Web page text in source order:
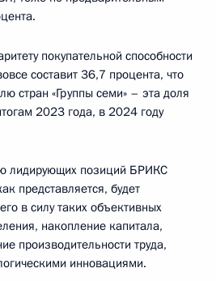
покупательной способности
составит 36,7 процента, что
стран «Группы семи» – эта доля
2023 года, в 2024 году
лидирующих позиций БРИКС
представляется, будет
в силу таких объективных
накопление капитала,
производительности труда,
инновациями.